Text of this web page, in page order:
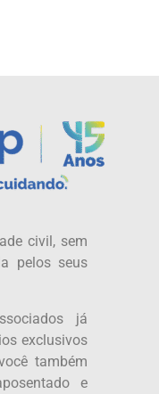
civil, sem
pelos seus
já
exclusivos
também
e